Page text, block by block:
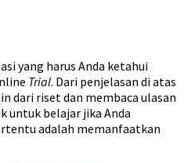
yang harus Anda ketahui
Trial. Dari penjelasan di atas
dari riset dan membaca ulasan
untuk belajar jika Anda
adalah memanfaatkan